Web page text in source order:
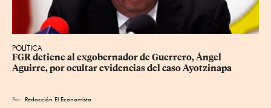
POLÍTICA
FGR detiene al exgobernador de Guerrero, Ángel
Aguirre, por ocultar evidencias del caso Ayotzinapa
Por Redacción El Economista